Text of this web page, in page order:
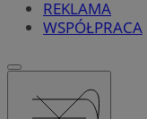
REKLAMA
WSPÓŁPRACA